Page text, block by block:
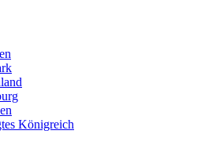
Königreich